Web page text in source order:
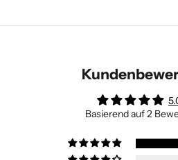
Basierend auf 2